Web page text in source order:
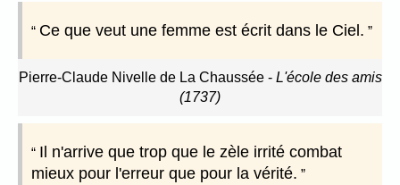
Ce que veut une femme est écrit dans le Ciel.
Pierre-Claude Nivelle de La Chaussée- L'école des amis
(1737)
Il n'arrive que trop que le zèle irrité combat
mieux pour l'erreur que pour la vérité.